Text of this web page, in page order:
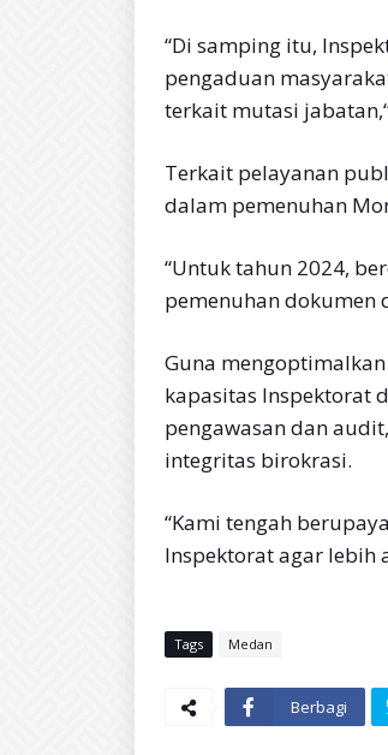
“Di samping itu,
pengaduan
terkait mutasi
Terkait pelayanan
dalam pemenuhan
“Untuk tahun 2024,
pemenuhan dokumen
Guna
kapasitas Inspektorat
pengawasan dan
integritas birokrasi.
“Kami tengah
Inspektorat agar lebih
Tags Medan
Berbagi